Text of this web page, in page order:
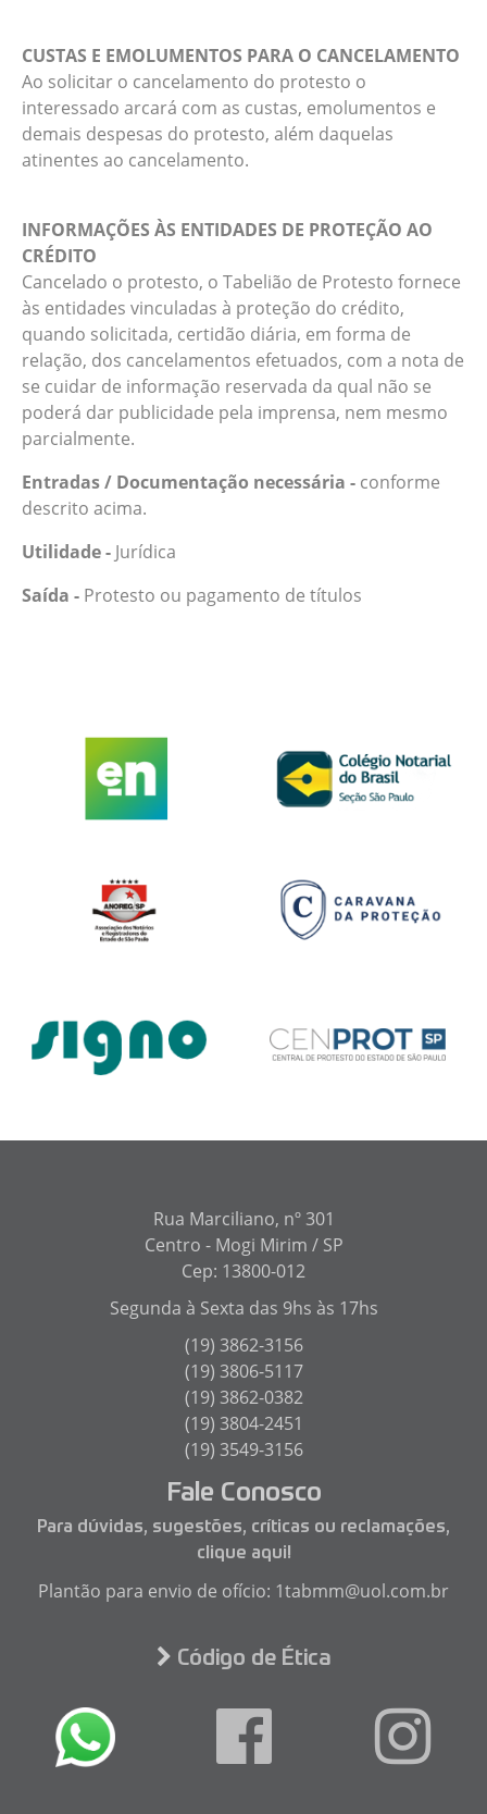
CUSTAS E EMOLUMENTOS PARA O CANCELAMENTO
Ao solicitar o cancelamento do protesto o
interessado arcará com as custas, emolumentos e
demais despesas do protesto, além daquelas
atinentes ao cancelamento.
INFORMAÇÕES ÀS ENTIDADES DE PROTEÇÃO AO
CRÉDITO
Cancelado o protesto, o Tabelião de Protesto fornece
às entidades vinculadas à proteção do crédito,
quando solicitada, certidão diária, em forma de
relação, dos cancelamentos efetuados, com a nota de
se cuidar de informação reservada da qual não se
poderá dar publicidade pela imprensa, nem mesmo
parcialmente.
Entradas / Documentação necessária - conforme
descrito acima.
Utilidade - Jurídica
Saída - Protesto ou pagamento de títulos
Rua Marciliano, nº 301
Centro - Mogi Mirim / SP
Cep: 13800-012
Segunda à Sexta das 9hs às 17hs
(19) 3862-3156
(19) 3806-5117
(19) 3862-0382
(19) 3804-2451
(19) 3549-3156
Fale Conosco
Para dúvidas, sugestões, críticas ou reclamações,
clique aqui!
Plantão para envio de ofício: 1tabmm@uol.com.br
Código de Ética